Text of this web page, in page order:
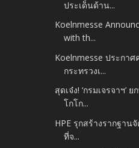
ประเด็นด้าน...
Koelnmesse
with th...
Koelnmesse ประกา
กระทรวงเ...
สุดเจ๋ง! ‘กรมเจรจาฯ’
โกโก...
HPE รุกสร้างรากฐา
ที่จ...